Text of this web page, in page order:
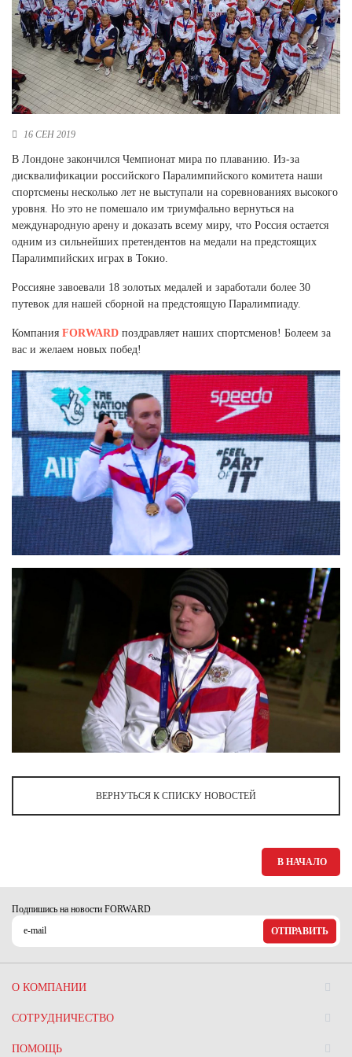
Новосибирская область (3)
Омская область (5)
Республика Башкортостан (3)
Республика Крым (1)
Республика Татарстан (2)
Санкт-Петербург и ЛО (3)
Саратовская область (1)
Свердловская область (5)
Северная Осетия (2)
Смоленская область (1)
Ставропольский край (5)
Тульская область (1)
Тюменская область (3)
Хакасия (1)
Ханты-Мансийский автономный округ (3)
Челябинская область (2)
Ямало-Ненецкий автономный округ (1)
Ярославская область (1)
16 СЕН 2019
В Лондоне закончился Чемпионат мира по плаванию. Из-за
дисквалификации российского Паралимпийского комитета наши
спортсмены несколько лет не выступали на соревнованиях высокого
уровня. Но это не помешало им триумфально вернуться на
международную арену и доказать всему миру, что Россия остается
одним из сильнейших претендентов на медали на предстоящих
Паралимпийских играх в Токио.
Россияне завоевали 18 золотых медалей и заработали более 30
путевок для нашей сборной на предстоящую Паралимпиаду.
Компания FORWARD поздравляет наших спортсменов! Болеем за
вас и желаем новых побед!
ВЕРНУТЬСЯ К СПИСКУ НОВОСТЕЙ
В НАЧАЛО
Подпишись на новости FORWARD
ОТПРАВИТЬ
О КОМПАНИИ
СОТРУДНИЧЕСТВО
ПОМОЩЬ